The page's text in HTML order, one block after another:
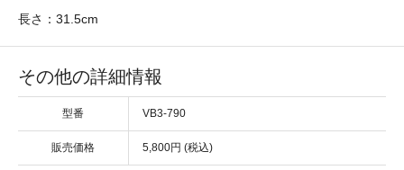
長さ：31.5cm
その他の詳細情報
型番 VB3-790
販売価格 5,800円 (税込)